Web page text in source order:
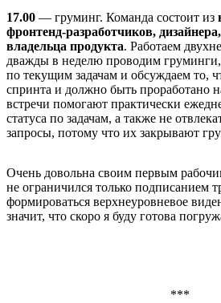
17.00 — груминг. Команда состоит из
фронтенд-разработчиков,
владельца продукта. Работаем
дважды в неделю проводим груминги,
по текущим задачам и обсуждаем то,
спринта и должно быть проработано
встречи помогают практически
статуса по задачам, а также не
запросы, потому что их закрывают
Очень довольна своим первым
не ограничился только подписанием
формироваться верхнеуровневое
значит, что скоро я буду готова
***